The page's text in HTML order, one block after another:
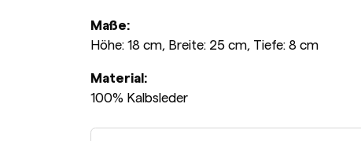
Maße:
Höhe: 18 cm, Breite: 25 cm, Tiefe: 8 cm
Material:
100% Kalbsleder